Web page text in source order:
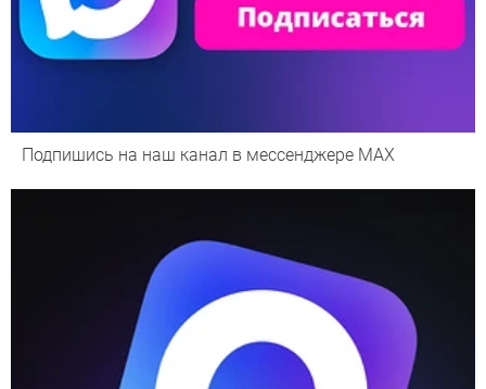
Подпишись на наш канал в мессенджере МАХ